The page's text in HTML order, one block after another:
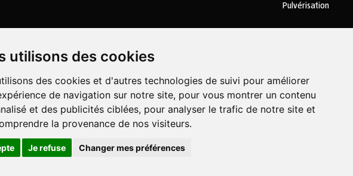
utilisons des cookies
des cookies et d'autres technologies de suivi pour améliorer
de navigation sur notre site, pour vous montrer un contenu
et des publicités ciblées, pour analyser le trafic de notre site et
la provenance de nos visiteurs.
Je refuse Changer mes préférences
Pulvérisation
Goizper S.Coop. Antigua, 4 20577 Antzuola (Gipuzkoa) Spain